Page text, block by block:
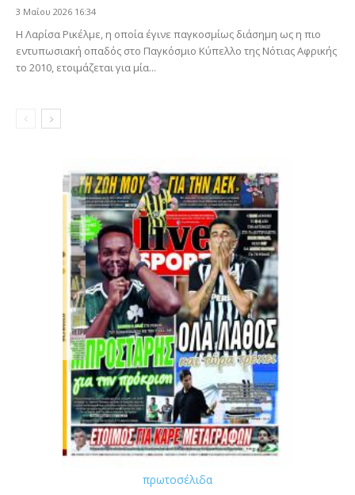
3 Μαΐου 2026 16:34
Η Λαρίσα Ρικέλμε, η οποία έγινε παγκοσμίως διάσημη ως η πιο
εντυπωσιακή οπαδός στο Παγκόσμιο Κύπελλο της Νότιας Αφρικής
το 2010, ετοιμάζεται για μία...
πρωτοσέλιδα